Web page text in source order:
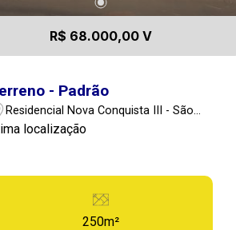
R$ 68.000,00 V
- Padrão
Residencial Nova Conquista III - São
Manuel/SP
localização
250m²